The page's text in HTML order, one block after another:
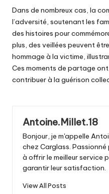
Dans de nombreux cas, la
l’adversité, soutenant les
des histoires pour
plus, des veillées peuvent
hommage à la victime,
Ces moments de partage
contribuer à la guérison
Antoine.Millet.18
Bonjour, je m'appelle
chez Carglass.
à offrir le meilleur service
garantir leur satisfaction.
View All Posts